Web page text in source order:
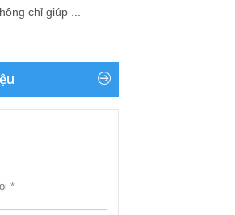
chỉ giúp ...